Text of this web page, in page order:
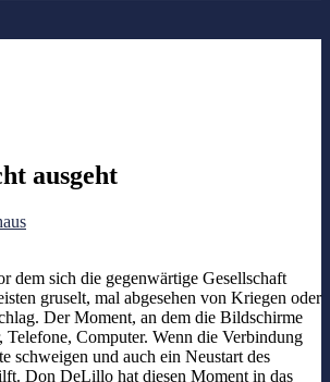
ausgeht
dem sich die gegenwärtige Gesellschaft
gruselt, mal abgesehen von Kriegen oder
Der Moment, an dem die Bildschirme
Telefone, Computer. Wenn die Verbindung
schweigen und auch ein Neustart des
Don DeLillo hat diesen Moment in das